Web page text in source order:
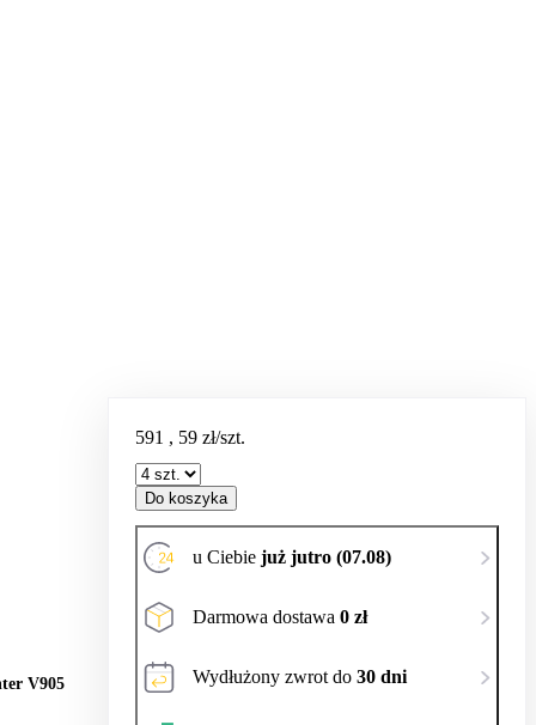
V905
591 , 59 zł/szt.
Do koszyka
u Ciebie już jutro (07.08)
Darmowa dostawa 0 zł
Wydłużony zwrot do 30 dni